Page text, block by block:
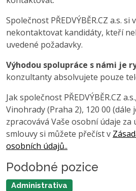
Společnost PŘEDVÝBĚR.CZ a.s.
nekontaktovat kandidáty, kteří
uvedené požadavky.
Výhodou spolupráce s námi je
konzultanty absolvujete pouze
Jak společnost PŘEDVÝBĚR.CZ
Vinohrady (Praha 2), 120 00 (dále
zpracovává Vaše osobní údaje
smlouvy si můžete přečíst v
osobních údajů..
Podobné pozice
Administrativa